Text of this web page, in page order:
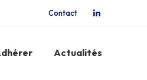
Contact
LinkedIn
Actualités